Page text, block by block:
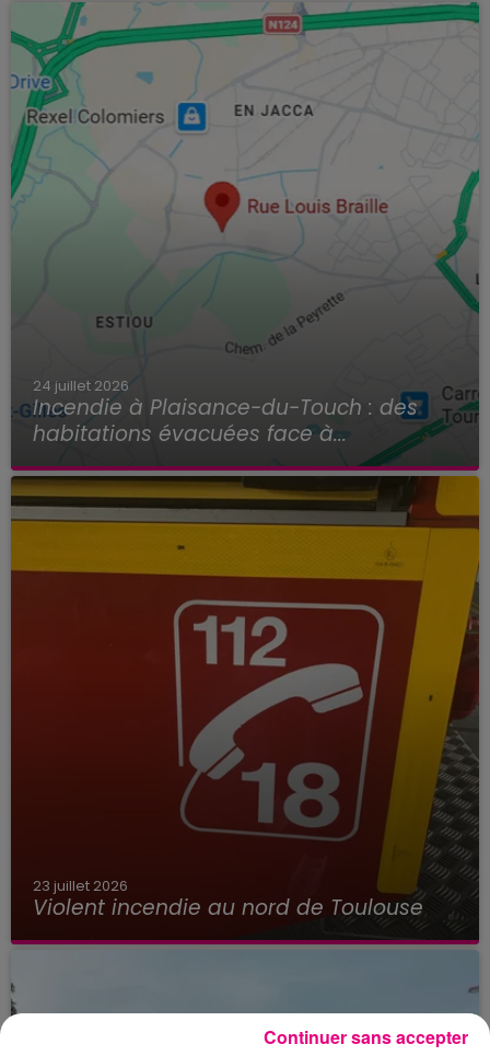
24 juillet 2026
Incendie à Plaisance-du-Touch : des
habitations évacuées face à...
23 juillet 2026
Violent incendie au nord de Toulouse
Continuer sans accepter